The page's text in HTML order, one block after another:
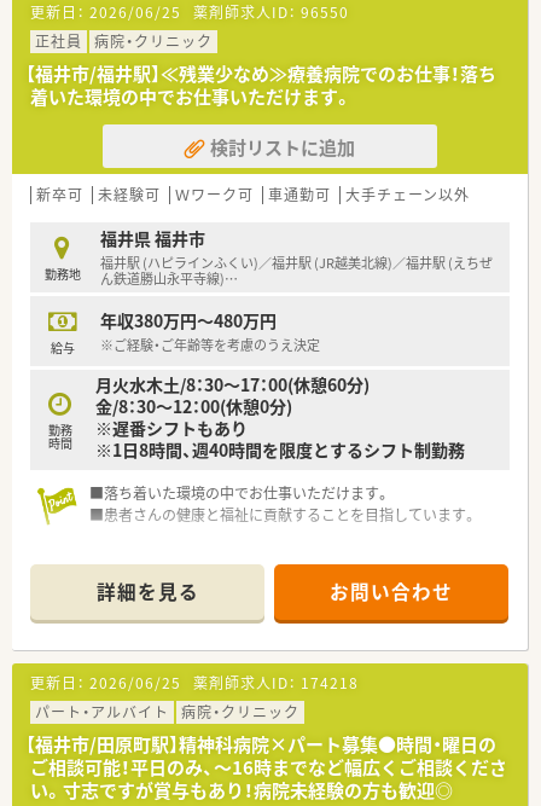
更新日： 2026/06/25 薬剤師求人ID： 96550
正社員
病院・クリニック
【福井市/福井駅】≪残業少なめ≫療養病院でのお仕事！落ち
着いた環境の中でお仕事いただけます。
検討リストに追加
新卒可 未経験可 Ｗワーク可 車通勤可 大手チェーン以外
勤務地
福井県 福井市
福井駅 (ハピラインふくい)／福井駅 (JR越美北線)／福井駅 (えちぜ
ん鉄道勝山永平寺線)…
給与
年収380万円～480万円
※ご経験・ご年齢等を考慮のうえ決定
勤務
時間
月火水木土/8：30～17：00(休憩60分)
金/8：30～12：00(休憩0分)
※遅番シフトもあり
※1日8時間、週40時間を限度とするシフト制勤務
■落ち着いた環境の中でお仕事いただけます。
■患者さんの健康と福祉に貢献することを目指しています。
詳細を見る お問い合わせ
更新日： 2026/06/25 薬剤師求人ID： 174218
パート・アルバイト
病院・クリニック
【福井市/田原町駅】精神科病院×パート募集●時間・曜日の
ご相談可能！平日のみ、～16時までなど幅広くご相談くださ
い。寸志ですが賞与もあり！病院未経験の方も歓迎◎